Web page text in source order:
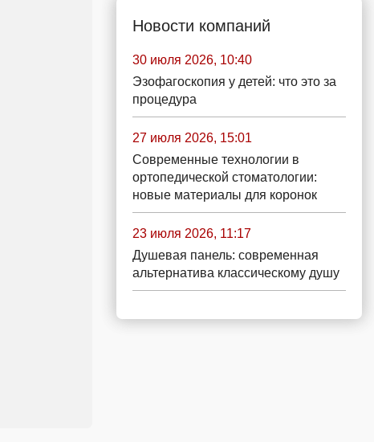
Новости компаний
30 июля 2026, 10:40
Эзофагоскопия у детей: что это за
процедура
27 июля 2026, 15:01
Современные технологии в
ортопедической стоматологии:
новые материалы для коронок
23 июля 2026, 11:17
Душевая панель: современная
альтернатива классическому душу